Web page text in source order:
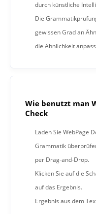
durch künstliche
Die
gewissen Grad an
die Ähnlichkeit
Wie benutzt man
Check
Laden Sie WebPage
Grammatik
per Drag-and-Drop.
Klicken Sie auf die
auf das Ergebnis.
Ergebnis aus dem